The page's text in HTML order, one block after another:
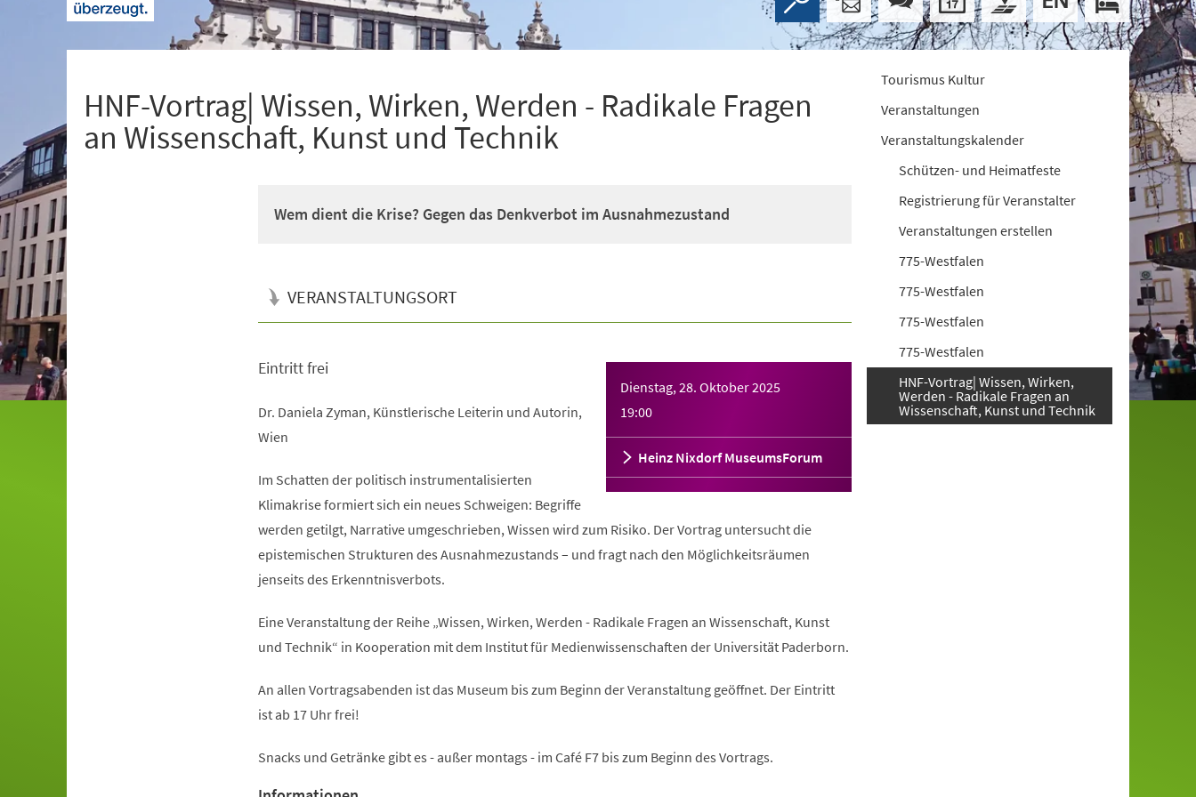
HNF-Vortrag| Wissen, Wirken, Werden - Radikale Fragen
an Wissenschaft, Kunst und Technik
Wem dient die Krise? Gegen das Denkverbot im Ausnahmezustand
VERANSTALTUNGSORT
Dienstag, 28. Oktober 2025
19:00
Heinz Nixdorf MuseumsForum
Eintritt frei
Dr. Daniela Zyman, Künstlerische Leiterin und Autorin,
Wien
Im Schatten der politisch instrumentalisierten
Klimakrise formiert sich ein neues Schweigen: Begriffe
werden getilgt, Narrative umgeschrieben, Wissen wird zum Risiko. Der Vortrag untersucht die
epistemischen Strukturen des Ausnahmezustands – und fragt nach den Möglichkeitsräumen
jenseits des Erkenntnisverbots.
Eine Veranstaltung der Reihe „Wissen, Wirken, Werden - Radikale Fragen an Wissenschaft, Kunst
und Technik“ in Kooperation mit dem Institut für Medienwissenschaften der Universität Paderborn.
An allen Vortragsabenden ist das Museum bis zum Beginn der Veranstaltung geöffnet. Der Eintritt
ist ab 17 Uhr frei!
Snacks und Getränke gibt es - außer montags - im Café F7 bis zum Beginn des Vortrags.
Tourismus Kultur
Veranstaltungen
Veranstaltungskalender
Schützen- und Heimatfeste
Registrierung für Veranstalter
Veranstaltungen erstellen
775-Westfalen
775-Westfalen
775-Westfalen
775-Westfalen
HNF-Vortrag| Wissen, Wirken,
Werden - Radikale Fragen an
Wissenschaft, Kunst und Technik